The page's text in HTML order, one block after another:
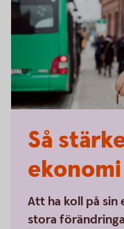
Så
ekonomi
Att ha koll på sin
stora